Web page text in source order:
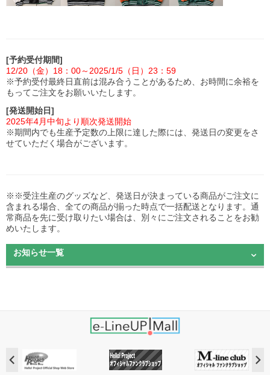
[予約受付期間]
12/20（金）18：00～2025/1/5（日）23：59
※予約受付最終日直前は混み合うことがあるため、お時間に余裕を
もってご注文をお願いいたします。
[発送開始日]
2025年4月中旬より順次発送開始
※期間内でも生産予定数の上限に達した際には、発送日の変更をさ
せていただく場合がございます。
※​※受注生産のグッズなど、発送日が決まっている商品がご注文に
含まれる場合、全ての商品が揃った時点で一括配送となります。通
常商品を先に受け取りたい場合は、別々にご注文されることをお勧
めいたします。
お知らせ一覧